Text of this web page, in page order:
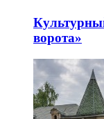
ворота»